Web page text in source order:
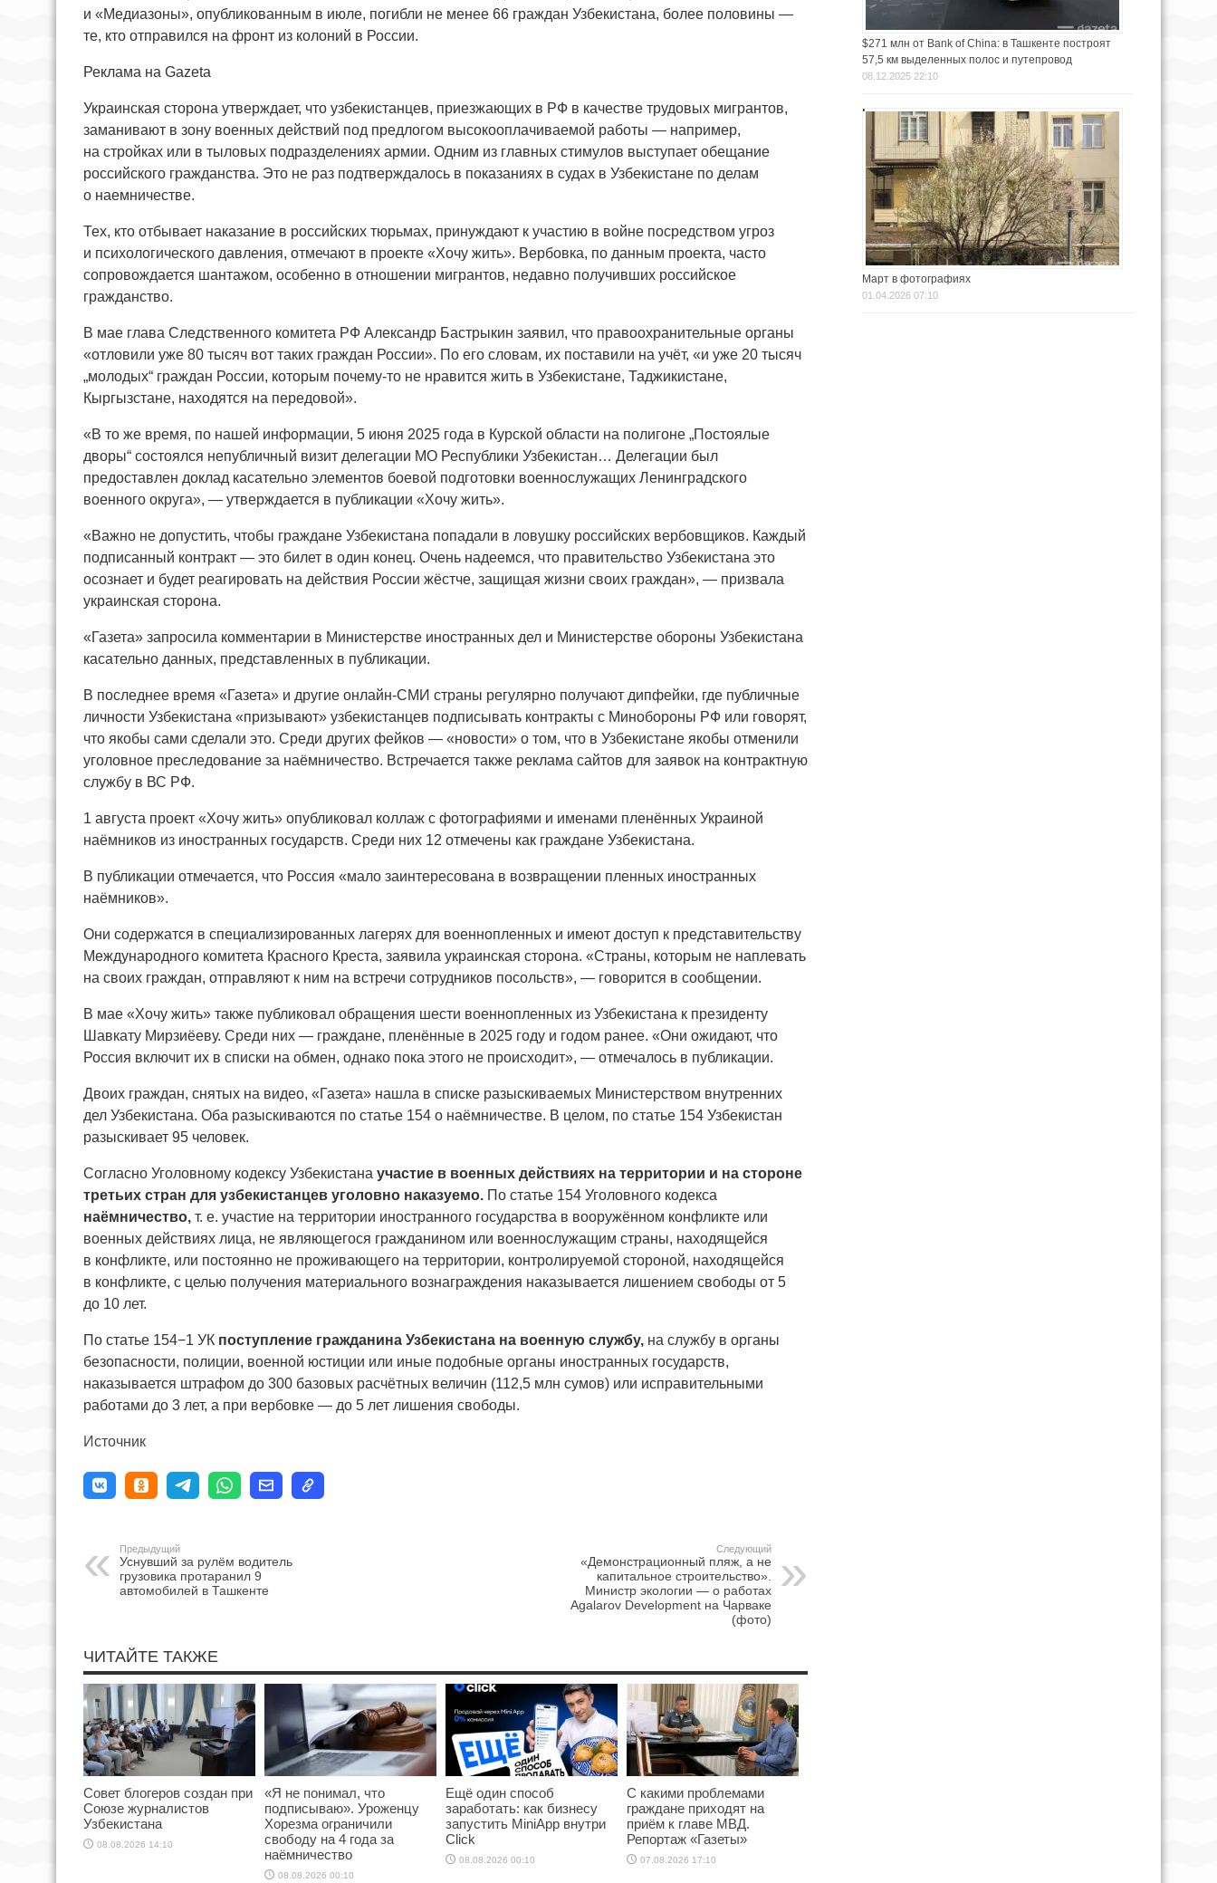
и «Медиазоны», опубликованным в июле, погибли не менее 66 граждан Узбекистана, более половины —
те, кто отправился на фронт из колоний в России.
Реклама на Gazeta
Украинская сторона утверждает, что узбекистанцев, приезжающих в РФ в качестве трудовых мигрантов,
заманивают в зону военных действий под предлогом высокооплачиваемой работы — например,
на стройках или в тыловых подразделениях армии. Одним из главных стимулов выступает обещание
российского гражданства. Это не раз подтверждалось в показаниях в судах в Узбекистане по делам
о наемничестве.
Тех, кто отбывает наказание в российских тюрьмах, принуждают к участию в войне посредством угроз
и психологического давления, отмечают в проекте «Хочу жить». Вербовка, по данным проекта, часто
сопровождается шантажом, особенно в отношении мигрантов, недавно получивших российское
гражданство.
В мае глава Следственного комитета РФ Александр Бастрыкин заявил, что правоохранительные органы
«отловили уже 80 тысяч вот таких граждан России». По его словам, их поставили на учёт, «и уже 20 тысяч
„молодых“ граждан России, которым почему-то не нравится жить в Узбекистане, Таджикистане,
Кыргызстане, находятся на передовой».
«В то же время, по нашей информации, 5 июня 2025 года в Курской области на полигоне „Постоялые
дворы“ состоялся непубличный визит делегации МО Республики Узбекистан… Делегации был
предоставлен доклад касательно элементов боевой подготовки военнослужащих Ленинградского
военного округа», — утверждается в публикации «Хочу жить».
«Важно не допустить, чтобы граждане Узбекистана попадали в ловушку российских вербовщиков. Каждый
подписанный контракт — это билет в один конец. Очень надеемся, что правительство Узбекистана это
осознает и будет реагировать на действия России жёстче, защищая жизни своих граждан», — призвала
украинская сторона.
«Газета» запросила комментарии в Министерстве иностранных дел и Министерстве обороны Узбекистана
касательно данных, представленных в публикации.
В последнее время «Газета» и другие онлайн-СМИ страны регулярно получают дипфейки, где публичные
личности Узбекистана «призывают» узбекистанцев подписывать контракты с Минобороны РФ или говорят,
что якобы сами сделали это. Среди других фейков — «новости» о том, что в Узбекистане якобы отменили
уголовное преследование за наёмничество. Встречается также реклама сайтов для заявок на контрактную
службу в ВС РФ.
1 августа проект «Хочу жить» опубликовал коллаж с фотографиями и именами пленённых Украиной
наёмников из иностранных государств. Среди них 12 отмечены как граждане Узбекистана.
В публикации отмечается, что Россия «мало заинтересована в возвращении пленных иностранных
наёмников».
Они содержатся в специализированных лагерях для военнопленных и имеют доступ к представительству
Международного комитета Красного Креста, заявила украинская сторона. «Страны, которым не наплевать
на своих граждан, отправляют к ним на встречи сотрудников посольств», — говорится в сообщении.
В мае «Хочу жить» также публиковал обращения шести военнопленных из Узбекистана к президенту
Шавкату Мирзиёеву. Среди них — граждане, пленённые в 2025 году и годом ранее. «Они ожидают, что
Россия включит их в списки на обмен, однако пока этого не происходит», — отмечалось в публикации.
Двоих граждан, снятых на видео, «Газета» нашла в списке разыскиваемых Министерством внутренних
дел Узбекистана. Оба разыскиваются по статье 154 о наёмничестве. В целом, по статье 154 Узбекистан
разыскивает 95 человек.
Согласно Уголовному кодексу Узбекистана участие в военных действиях на территории и на стороне
третьих стран для узбекистанцев уголовно наказуемо. По статье 154 Уголовного кодекса
наёмничество, т. е. участие на территории иностранного государства в вооружённом конфликте или
военных действиях лица, не являющегося гражданином или военнослужащим страны, находящейся
в конфликте, или постоянно не проживающего на территории, контролируемой стороной, находящейся
в конфликте, с целью получения материального вознаграждения наказывается лишением свободы от 5
до 10 лет.
По статье 154−1 УК поступление гражданина Узбекистана на военную службу, на службу в органы
безопасности, полиции, военной юстиции или иные подобные органы иностранных государств,
наказывается штрафом до 300 базовых расчётных величин (112,5 млн сумов) или исправительными
работами до 3 лет, а при вербовке — до 5 лет лишения свободы.
Источник
Предыдущий
Уснувший за рулём водитель
грузовика протаранил 9
автомобилей в Ташкенте
Следующий
«Демонстрационный пляж, а не
капитальное строительство».
Министр экологии — о работах
Agalarov Development на Чарваке
(фото)
ЧИТАЙТЕ ТАКЖЕ
Совет блогеров создан при
Союзе журналистов
Узбекистана
08.08.2026 14:10
«Я не понимал, что
подписываю». Уроженцу
Хорезма ограничили
свободу на 4 года за
наёмничество
08.08.2026 00:10
Ещё один способ
заработать: как бизнесу
запустить MiniApp внутри
Click
08.08.2026 00:10
С какими проблемами
граждане приходят на
приём к главе МВД.
Репортаж «Газеты»
07.08.2026 17:10
$271 млн от Bank of China: в Ташкенте построят
57,5 км выделенных полос и путепровод
08.12.2025 22:10
Март в фотографиях
01.04.2026 07:10